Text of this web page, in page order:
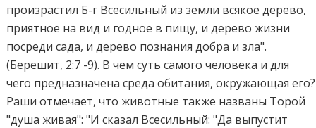
произрастил Б-г Всесильный из земли всякое дерево,
приятное на вид и годное в пищу, и дерево жизни
посреди сада, и дерево познания добра и зла".
(Берешит, 2:7 -9). В чем суть самого человека и для
чего предназначена среда обитания, окружающая его?
Раши отмечает, что животные также названы Торой
"душа живая": "И сказал Всесильный: "Да выпустит